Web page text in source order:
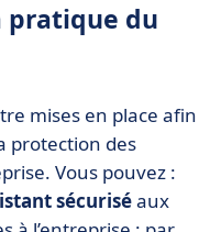
pratique du
mises en place afin
protection des
Vous pouvez :
sécuriséaux